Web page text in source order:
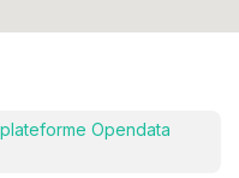
plateforme Opendata